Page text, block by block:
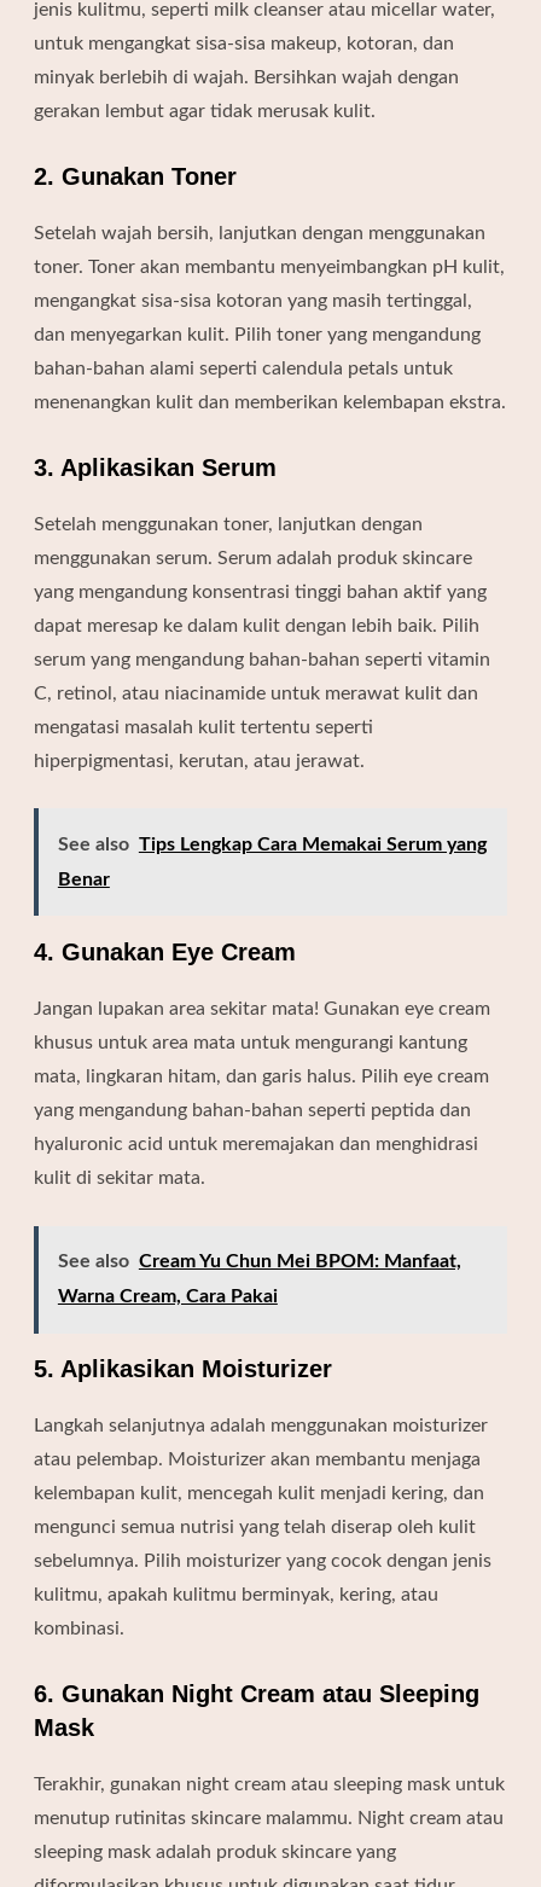
jenis kulitmu, seperti milk cleanser atau micellar water,
untuk mengangkat sisa-sisa makeup, kotoran, dan
minyak berlebih di wajah. Bersihkan wajah dengan
gerakan lembut agar tidak merusak kulit.
2. Gunakan Toner
Setelah wajah bersih, lanjutkan dengan menggunakan
toner. Toner akan membantu menyeimbangkan pH kulit,
mengangkat sisa-sisa kotoran yang masih tertinggal,
dan menyegarkan kulit. Pilih toner yang mengandung
bahan-bahan alami seperti calendula petals untuk
menenangkan kulit dan memberikan kelembapan ekstra.
3. Aplikasikan Serum
Setelah menggunakan toner, lanjutkan dengan
menggunakan serum. Serum adalah produk skincare
yang mengandung konsentrasi tinggi bahan aktif yang
dapat meresap ke dalam kulit dengan lebih baik. Pilih
serum yang mengandung bahan-bahan seperti vitamin
C, retinol, atau niacinamide untuk merawat kulit dan
mengatasi masalah kulit tertentu seperti
hiperpigmentasi, kerutan, atau jerawat.
See also Tips Lengkap Cara Memakai Serum yang
Benar
4. Gunakan Eye Cream
Jangan lupakan area sekitar mata! Gunakan eye cream
khusus untuk area mata untuk mengurangi kantung
mata, lingkaran hitam, dan garis halus. Pilih eye cream
yang mengandung bahan-bahan seperti peptida dan
hyaluronic acid untuk meremajakan dan menghidrasi
kulit di sekitar mata.
See also Cream Yu Chun Mei BPOM: Manfaat,
Warna Cream, Cara Pakai
5. Aplikasikan Moisturizer
Langkah selanjutnya adalah menggunakan moisturizer
atau pelembap. Moisturizer akan membantu menjaga
kelembapan kulit, mencegah kulit menjadi kering, dan
mengunci semua nutrisi yang telah diserap oleh kulit
sebelumnya. Pilih moisturizer yang cocok dengan jenis
kulitmu, apakah kulitmu berminyak, kering, atau
kombinasi.
6. Gunakan Night Cream atau Sleeping
Mask
Terakhir, gunakan night cream atau sleeping mask untuk
menutup rutinitas skincare malammu. Night cream atau
sleeping mask adalah produk skincare yang